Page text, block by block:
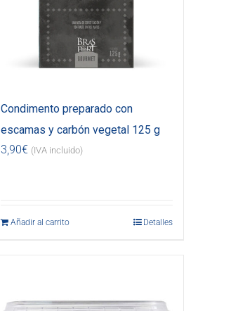
Condimento preparado con
escamas y carbón vegetal 125 g
3,90€ (IVA incluido)
Añadir al carrito Detalles